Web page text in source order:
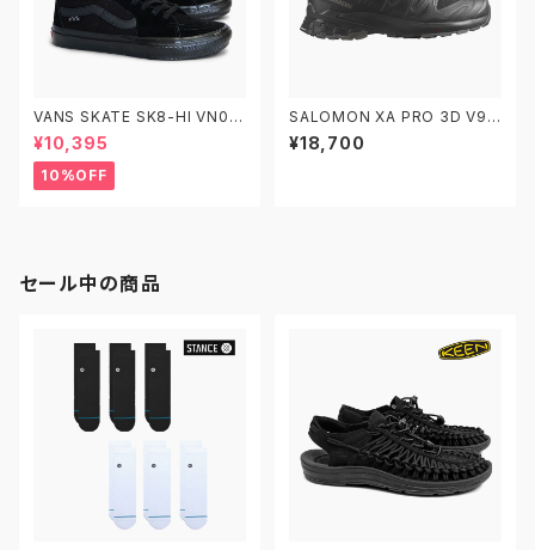
VANS SKATE SK8-HI VN0A
5FCCBKA 26.0-29.0 ヴァン
ズ スケートスケートハイ
¥10,395
10%OFF
SALOMON XA PRO 3D V9
M/L47271800 W/L472727
00 サロモン エックスエープロ
¥18,700
セール中の商品